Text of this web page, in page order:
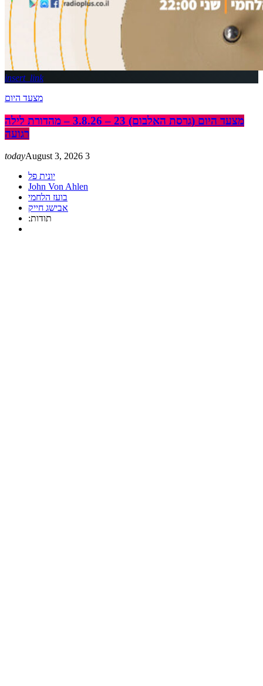
insert_link
מצעד היום
מצעד היום (גרסת האלבום) 23 – 3.8.26 – מהדורת לילה
רגועה
todayAugust 3, 2026 3
יונית פל
John Von Ahlen
בועז הלחמי
אבישג חייק
:תודות